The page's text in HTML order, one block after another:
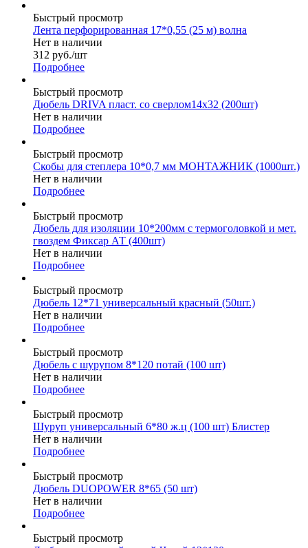
Быстрый просмотр
Лента перфорированная 17*0,55 (25 м) волна
Нет в наличии
312 руб./шт
Подробнее
Быстрый просмотр
Дюбель DRIVA пласт. со сверлом14x32 (200шт)
Нет в наличии
Подробнее
Быстрый просмотр
Скобы для степлера 10*0,7 мм МОНТАЖНИК (1000шт.)
Нет в наличии
Подробнее
Быстрый просмотр
Дюбель для изоляции 10*200мм с термоголовкой и мет.
гвоздем Фиксар АТ (400шт)
Нет в наличии
Подробнее
Быстрый просмотр
Дюбель 12*71 универсальный красный (50шт.)
Нет в наличии
Подробнее
Быстрый просмотр
Дюбель с шурупом 8*120 потай (100 шт)
Нет в наличии
Подробнее
Быстрый просмотр
Шуруп универсальный 6*80 ж.ц (100 шт) Блистер
Нет в наличии
Подробнее
Быстрый просмотр
Дюбель DUOPOWER 8*65 (50 шт)
Нет в наличии
Подробнее
Быстрый просмотр